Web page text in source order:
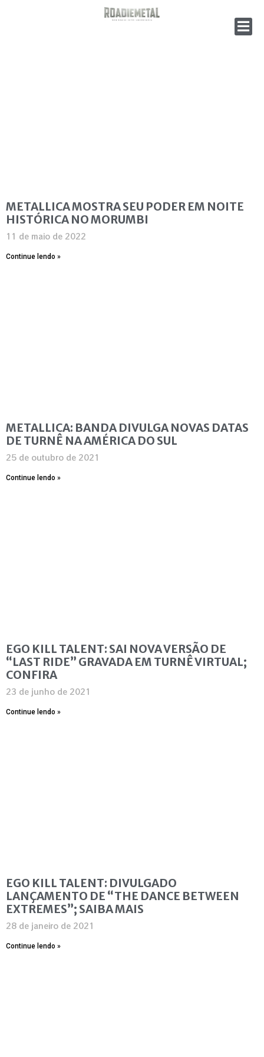
METALLICA MOSTRA SEU PODER EM NOITE
HISTÓRICA NO MORUMBI
11 de maio de 2022
Continue lendo »
METALLICA: BANDA DIVULGA NOVAS DATAS
DE TURNÊ NA AMÉRICA DO SUL
25 de outubro de 2021
Continue lendo »
EGO KILL TALENT: SAI NOVA VERSÃO DE
“LAST RIDE” GRAVADA EM TURNÊ VIRTUAL;
CONFIRA
23 de junho de 2021
Continue lendo »
EGO KILL TALENT: DIVULGADO
LANÇAMENTO DE “THE DANCE BETWEEN
EXTREMES”; SAIBA MAIS
28 de janeiro de 2021
Continue lendo »